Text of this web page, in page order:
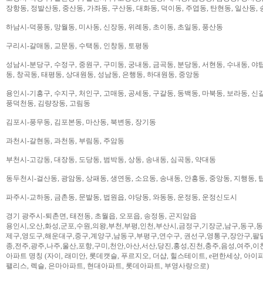
장항동, 정발산동, 중산동, 가좌동, 구산동, 대화동, 덕이동, 주엽동, 탄현동, 일산동,
하남시-덕풍동, 망월동, 미사동, 신장동, 위례동, 초이동, 초일동, 풍산동
구리시-갈매동, 교문동, 수택동, 인창동, 토평동
성남시-분당구, 수정구, 중원구, 구미동, 궁내동, 금곡동, 분당동, 서현동, 수내동,
동, 창곡동, 태평동, 상대원동, 성남동, 은행동, 하대원동, 중앙동
용인시-기흥구, 수지구, 처인구, 고매동, 공세동, 구갈동, 동백동, 마북동, 보라동,
풍덕천동, 김량장동, 고림동
김포시-풍무동, 김포본동, 마산동, 북변동, 장기동
과천시-갈현동, 과천동, 부림동, 주암동
부천시-고강동, 대장동, 도당동, 범박동, 상동, 송내동, 심곡동, 약대동
동두천시-걸산동, 광암동, 상패동, 생연동, 소요동, 송내동, 안흥동, 중앙동, 지행동,
파주시-교하동, 금촌동, 문발동, 법원읍, 야당동, 와동동, 운정동, 운정신도시
경기 광주시-퇴촌면, 태전동, 초월읍, 오포읍, 송정동, 곤지암읍
용인시,오산,화성,군포,수원,의왕,부천,부평,인천,부산시,금정구,기장군,남구,동구,
제구,영도구,해운대구,중구,계양구,남동구,부평구,연수구, 권선구,영통구,장안구,
종,전주,광주,나주,울산,포항,구미,천안,아산,서산,당진,홍성,진천,충주,음성,여주,이
아파트 명칭 (자이, 래미안, 롯데캣슬, 푸르지오, 더샵, 힐스테이트, e편한세상, 아이
팰리스, 렉슬, 은마아파트, 현대아파트, 롯데아파트, 부영사랑으로)